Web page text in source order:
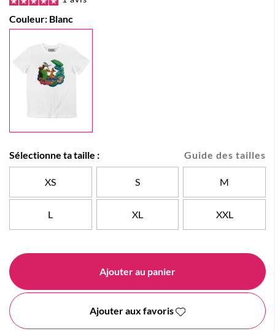
Couleur: Blanc
Guide des tailles
Sélectionne ta taille :
XS S M
L XL XXL
Ajouter au panier
Ajouter aux favoris